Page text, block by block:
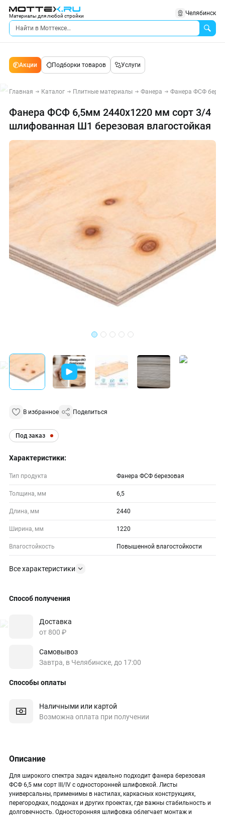
Материалы для любой стройки Челябинск
Акции Подборки товаров Услуги
Главная Каталог Плитные материалы Фанера Фанера ФСФ
Фанера ФСФ 6,5мм 2440х1220 мм сорт 3/4
шлифованная Ш1 березовая влагостойкая
В избранное Поделиться
Под заказ
Характеристики:
Тип продукта Фанера ФСФ березовая
Толщина, мм 6,5
Длина, мм 2440
Ширина, мм 1220
Влагостойкость Повышенной влагостойкости
Все характеристики
Способ получения
Доставка
от 800 ₽
Самовывоз
Завтра, в Челябинске, до 17:00
Способы оплаты
Наличными или картой
Возможна оплата при получении
Описание
Для широкого спектра задач идеально подходит фанера березовая
ФСФ 6,5 мм сорт III/IV с односторонней шлифовкой. Листы
универсальны, применимы в настилах, каркасных конструкциях,
перегородках, поддонах и других проектах, где важны стабильность и
долговечность. Односторонняя шлифовка облегчает монтаж и